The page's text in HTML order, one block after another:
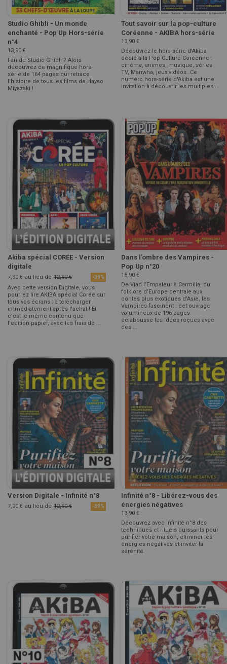
Studio Ghibli - Un monde
enchanté - Pop Up Hors-série
n°4
13,90 €
Fan du Studio Ghibli ? Alors
découvrez ce magnifique hors-
série de 164 pages qui retrace
l'histoire de tous les films de Hayao
Miyazaki !
Tout savoir sur la pop-culture
Coréenne - AKIBA hors-série
13,90 €
Découvrez le hors-série d'Akiba
dédié à la Pop Culture Coréenne :
cinéma, animes, musique, séries
TV, Manwha, jeux vidéos…Ce
numéro hors-série d'Akiba est une
invitation à découvrir les multiples ...
Akiba spécial CORÉE - Version
digitale
7,90 € au lieu de 12,90 € -39%
Avec cette version Digitale, vous
pourrez lire AKIBA spécial Corée sur
tous vos écrans : à télécharger
immédiatement après l'achat ! Et
c'est le même contenu que
l'édition papier, avec les frais de ...
Dans l'ombre des Vampires -
Pop Up n°20
15,90 €
De Vlad l’Empaleur à Carmilla, du
folklore ­d’Europe centrale aux
contes plus exotiques d’Asie, les
Vampires fascinent : cet ouvrage
volumineux de 196 pages
éclabousse les idées reçues avec
des ...
Version Digitale - Infinité n°8
7,90 € au lieu de 12,90 € -39%
Infinité n°8 - Libérez-vous des
énergies négatives
13,90 €
Découvrez avec Infinité n°8 des
techniques et rituels puissants pour
purifier votre maison, éliminer les
énergies négatives et inviter la
sérénité.